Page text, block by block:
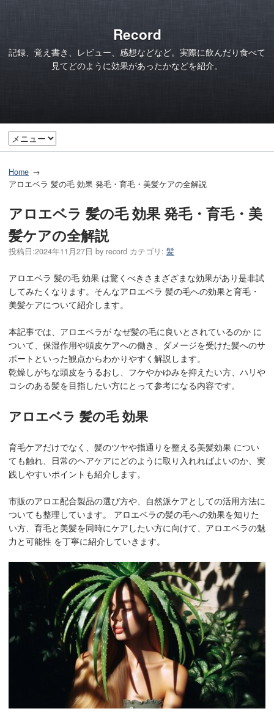
Record
記録、覚え書き、レビュー、感想などなど。実際に飲んだり食べて
見てどのように効果があったかなどを紹介。
Home
アロエベラ 髪の毛 効果 発毛・育毛・美髪ケアの全解説
アロエベラ 髪の毛 効果 発毛・育毛・美
髪ケアの全解説
投稿日:2024年11月27日 by record カテゴリ: 髪
アロエベラ 髪の毛 効果 は驚くべきさまざざまな効果があり是非試
してみたくなります。そんなアロエベラ 髪の毛への効果と育毛・
美髪ケアについて紹介します。
本記事では、アロエベラが なぜ髪の毛に良いとされているのか に
ついて、保湿作用や頭皮ケアへの働き、ダメージを受けた髪へのサ
ポートといった観点からわかりやすく解説します。
乾燥しがちな頭皮をうるおし、フケやかゆみを抑えたい方、ハリや
コシのある髪を目指したい方にとって参考になる内容です。
アロエベラ 髪の毛 効果
育毛ケアだけでなく、髪のツヤや指通りを整える美髪効果 につい
ても触れ、日常のヘアケアにどのように取り入れればよいのか、実
践しやすいポイントも紹介します。
市販のアロエ配合製品の選び方や、自然派ケアとしての活用方法に
ついても整理しています。 アロエベラの髪の毛への効果を知りた
い方、育毛と美髪を同時にケアしたい方に向けて、アロエベラの魅
力と可能性 を丁寧に紹介していきます。